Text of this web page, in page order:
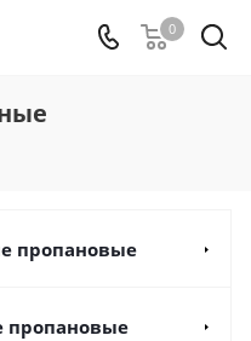
0
пропановые
пропановые